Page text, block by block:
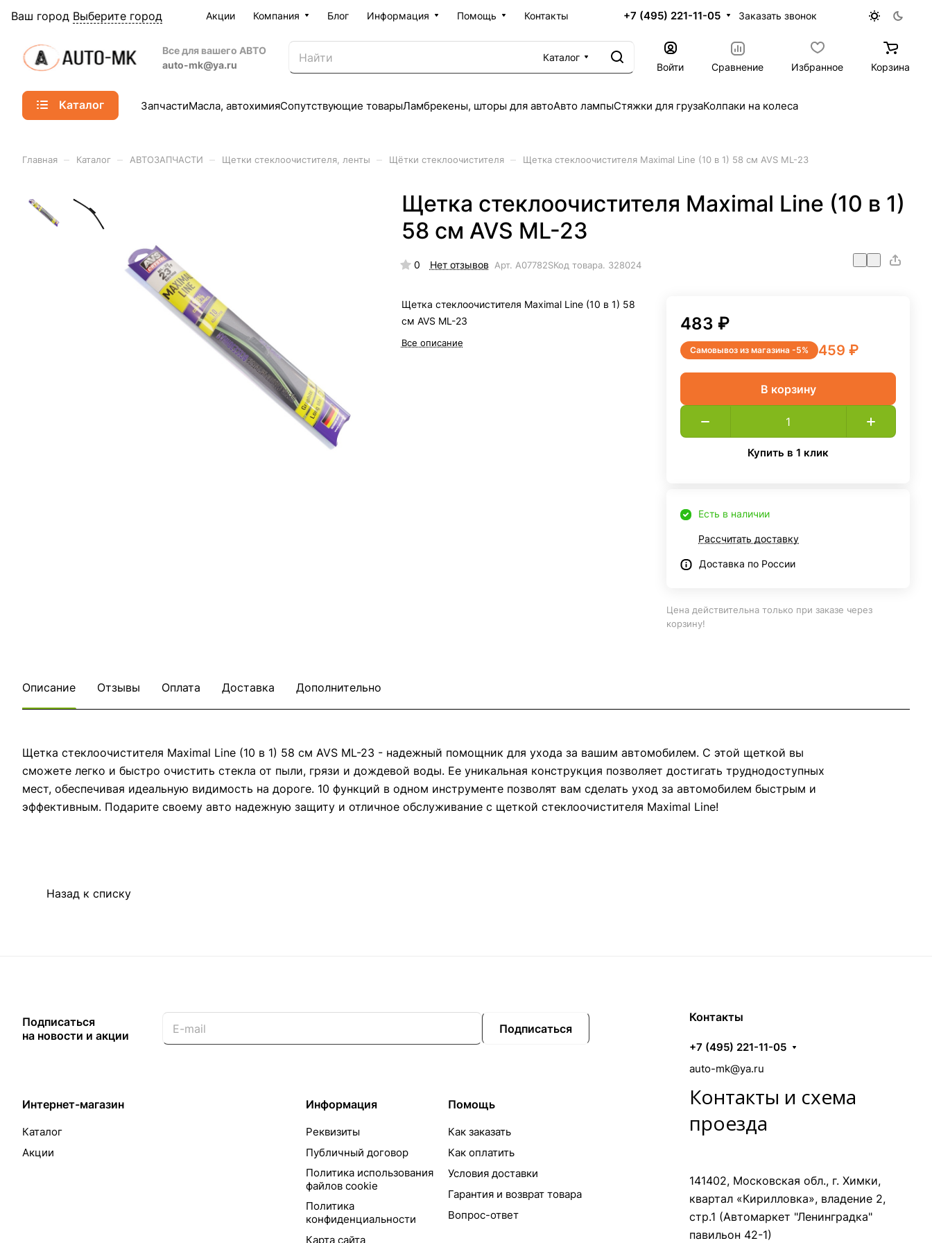
Ваш город Выберите город Акции Компания Блог Информация Помощь Контакты +7 (495) 221-11-05 Заказать звонок
Все для вашего АВТО
auto-mk@ya.ru
Каталог
Войти
Сравнение Избранное Корзина
Каталог ЗапчастиМасла, автохимияСопутствующие товарыЛамбрекены, шторы для автоАвто лампыСтяжки для грузаКолпаки на колеса
Главная Каталог АВТОЗАПЧАСТИ Щетки стеклоочистителя, ленты Щётки стеклоочистителя Щетка стеклоочистителя Maximal Line (10 в 1) 58 см AVS ML-23
Щетка стеклоочистителя Maximal Line (10 в 1)
58 см AVS ML-23
0 Нет отзывов Арт. A07782SКод товара. 328024
Щетка стеклоочистителя Maximal Line (10 в 1) 58
см AVS ML-23
Все описание
483 ₽
Самовывоз из магазина -5% 459 ₽
В корзину
Купить в 1 клик
Есть в наличии
Рассчитать доставку
Доставка по России
Цена действительна только при заказе через
корзину!
Описание Отзывы Оплата Доставка Дополнительно
Щетка стеклоочистителя Maximal Line (10 в 1) 58 см AVS ML-23 - надежный помощник для ухода за вашим автомобилем. С этой щеткой вы
сможете легко и быстро очистить стекла от пыли, грязи и дождевой воды. Ее уникальная конструкция позволяет достигать труднодоступных
мест, обеспечивая идеальную видимость на дороге. 10 функций в одном инструменте позволят вам сделать уход за автомобилем быстрым и
эффективным. Подарите своему авто надежную защиту и отличное обслуживание с щеткой стеклоочистителя Maximal Line!
Назад к списку
Подписаться
на новости и акции
Подписаться
Интернет-магазин
Каталог
Акции
Информация
Реквизиты
Публичный договор
Политика использования
файлов cookie
Политика
конфиденциальности
Карта сайта
Помощь
Как заказать
Как оплатить
Условия доставки
Гарантия и возврат товара
Вопрос-ответ
Контакты
+7 (495) 221-11-05
auto-mk@ya.ru
Контакты и схема
проезда
141402, Московская обл., г. Химки,
квартал «Кирилловка», владение 2,
стр.1 (Автомаркет "Ленинградка"
павильон 42-1)